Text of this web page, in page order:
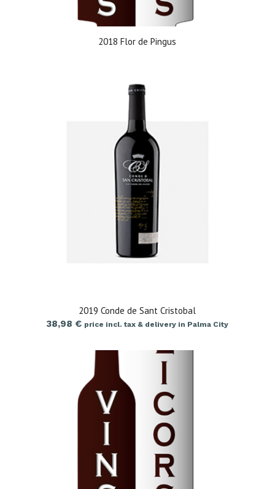
2018 Flor de Pingus
2019 Conde de Sant Cristobal
38,98€ price incl. tax & delivery in Palma City